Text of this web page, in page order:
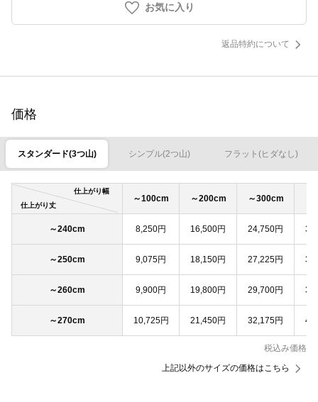
お気に入り
返品特約について
価格
スタンダード(3つ山) シンプル(2つ山) フラット(ヒダなし)
仕上がり幅
仕上がり丈
～100cm ～200cm ～300cm
～240cm 8,250円 16,500円 24,750円
～250cm 9,075円 18,150円 27,225円
～260cm 9,900円 19,800円 29,700円
～270cm 10,725円 21,450円 32,175円
税込み価格
上記以外のサイズの価格はこちら